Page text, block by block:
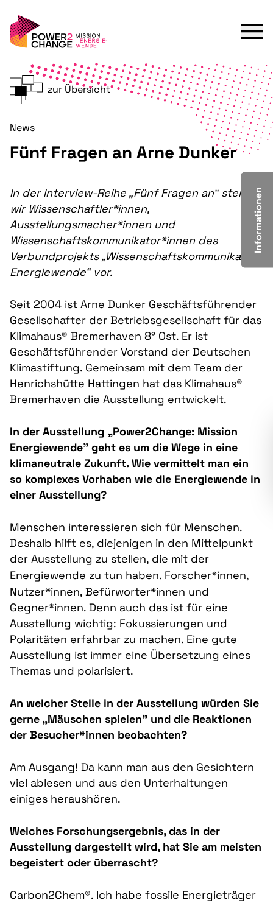
zur Übersicht
News
Fünf Fragen an Arne Dunker
In der Interview-Reihe „Fünf Fragen an“ stellen
wir Wissenschaftler*innen,
Ausstellungsmacher*innen und
Wissenschaftskommunikator*innen des
Verbundprojekts „Wissenschaftskommunikation
Energiewende“ vor.
Seit 2004 ist Arne Dunker Geschäftsführender
Gesellschafter der Betriebsgesellschaft für das
Klimahaus® Bremerhaven 8° Ost. Er ist
Geschäftsführender Vorstand der Deutschen
Klimastiftung. Gemeinsam mit dem Team der
Henrichshütte Hattingen hat das Klimahaus®
Bremerhaven die Ausstellung entwickelt.
In der Ausstellung „Power2Change: Mission
Energiewende” geht es um die Wege in eine
klimaneutrale Zukunft. Wie vermittelt man ein
so komplexes Vorhaben wie die Energiewende in
einer Ausstellung?
Menschen interessieren sich für Menschen.
Deshalb hilft es, diejenigen in den Mittelpunkt
der Ausstellung zu stellen, die mit der
Energiewende zu tun haben. Forscher*innen,
Nutzer*innen, Befürworter*innen und
Gegner*innen. Denn auch das ist für eine
Ausstellung wichtig: Fokussierungen und
Polaritäten erfahrbar zu machen. Eine gute
Ausstellung ist immer eine Übersetzung eines
Themas und polarisiert.
An welcher Stelle in der Ausstellung würden Sie
gerne „Mäuschen spielen” und die Reaktionen
der Besucher*innen beobachten?
Am Ausgang! Da kann man aus den Gesichtern
viel ablesen und aus den Unterhaltungen
einiges heraushören.
Welches Forschungsergebnis, das in der
Ausstellung dargestellt wird, hat Sie am meisten
begeistert oder überrascht?
Carbon2Chem®. Ich habe fossile Energieträger
Informationen